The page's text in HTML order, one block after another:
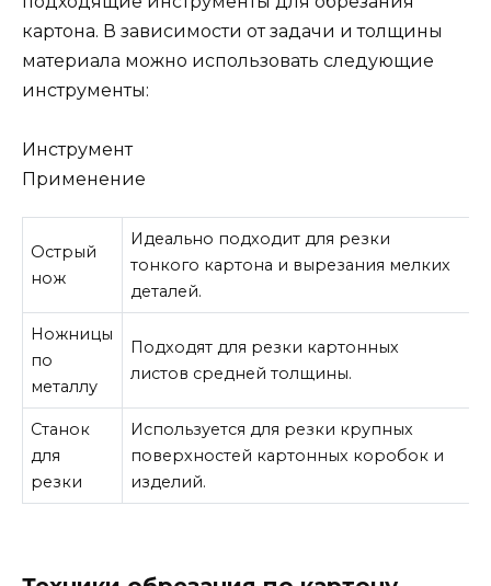
картона. В зависимости от задачи и толщины
материала можно использовать следующие
инструменты:
Инструмент
Применение
Острый
нож
Идеально подходит для резки
тонкого картона и вырезания мелких
деталей.
Ножницы
по
металлу
Подходят для резки картонных
листов средней толщины.
Станок
для
резки
Используется для резки крупных
поверхностей картонных коробок и
изделий.